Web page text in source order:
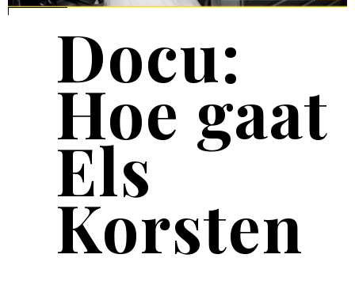
Docu:
Hoe gaat
Els
Korsten